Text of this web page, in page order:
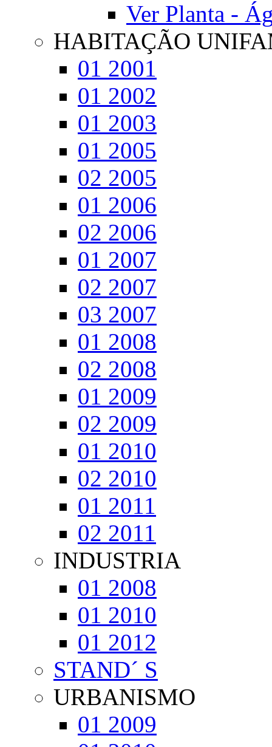
Ver Planta -
HABITAÇÃO
01 2001
01 2002
01 2003
01 2005
02 2005
01 2006
02 2006
01 2007
02 2007
03 2007
01 2008
02 2008
01 2009
02 2009
01 2010
02 2010
01 2011
02 2011
INDUSTRIA
01 2008
01 2010
01 2012
STAND´ S
URBANISMO
01 2009